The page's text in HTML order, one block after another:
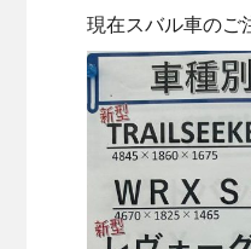
現在スバル車のご